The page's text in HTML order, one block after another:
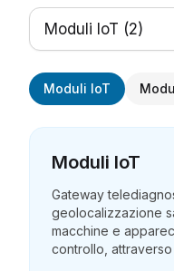
Moduli IoT (2)
Moduli IoT
Moduli IoT
Gateway
geolocalizzazione
macchine e
controllo,